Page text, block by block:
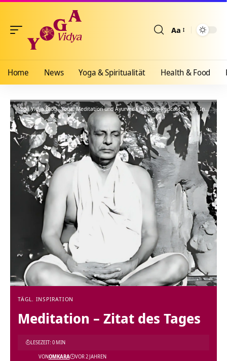
Aa
Home News Yoga & Spiritualität Health & Food
Yoga Vidya Blog - Yoga, Meditation und Ayurveda>Blog>Podcast>Tägl. Inspiration
TÄGL. INSPIRATION
Meditation – Zitat des Tages
VONOMKARA VOR 2 JAHREN
LESEZEIT: 0 MIN